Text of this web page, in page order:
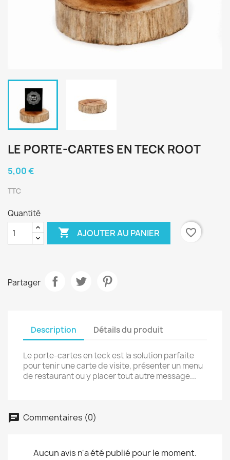
LE PORTE-CARTES EN TECK ROOT
5,00 €
TTC
Quantité
 AJOUTER AU PANIER favorite_border
Partager
Description Détails du produit
Le porte-cartes en teck est la solution parfaite
pour tenir une carte de visite, présenter un menu
de restaurant ou y placer tout autre message...
Commentaires (0)
Aucun avis n'a été publié pour le moment.